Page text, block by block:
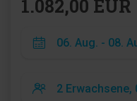
1.082,00 EUR